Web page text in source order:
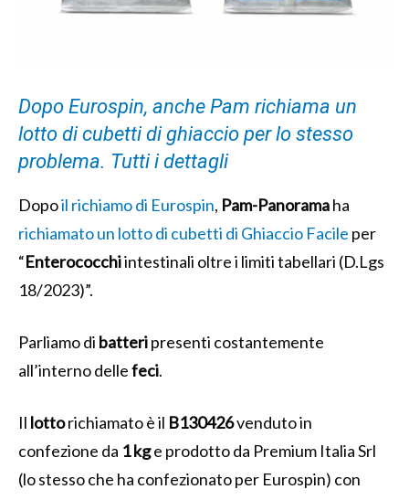
Dopo Eurospin, anche Pam richiama un
lotto di cubetti di ghiaccio per lo stesso
problema. Tutti i dettagli
Dopoil richiamo di Eurospin, Pam-Panoramaha
richiamato un lotto di cubetti di Ghiaccio Facile per
“Enterococchiintestinali oltre i limiti tabellari (D.Lgs
18/2023)”.
Parliamo di batteripresenti costantemente
all’interno dellefeci.
Il lottorichiamato è il B130426venduto in
confezione da 1 kge prodotto da Premium Italia Srl
(lo stesso che ha confezionato per Eurospin) con